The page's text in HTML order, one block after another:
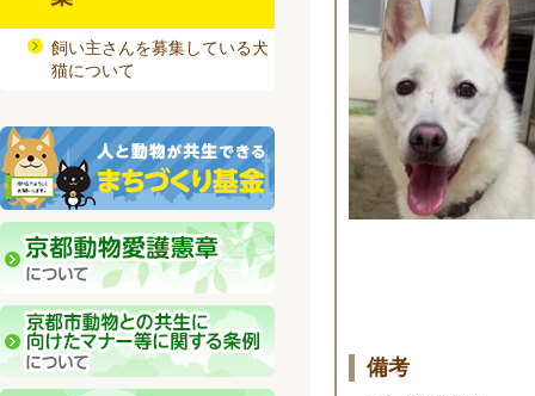
飼い主さんを募集している犬
猫について
備考